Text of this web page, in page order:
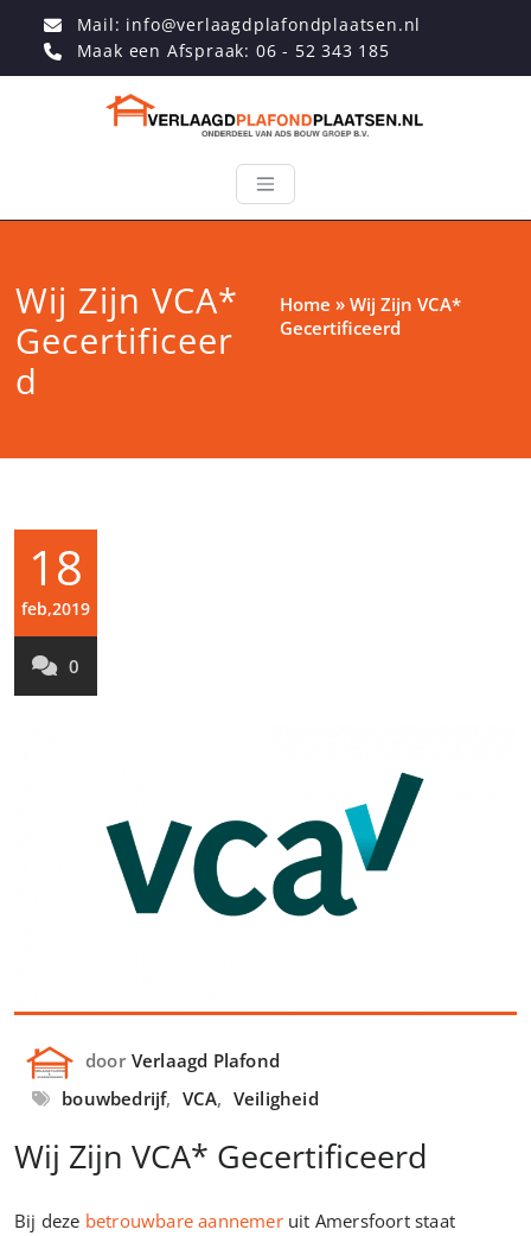
Mail: info@verlaagdplafondplaatsen.nl
Maak een Afspraak: 06 - 52 343 185
Wij Zijn VCA*
Gecertificeer
d
Home » Wij Zijn VCA*
Gecertificeerd
18
feb,2019
0
door Verlaagd Plafond
bouwbedrijf, VCA, Veiligheid
Wij Zijn VCA* Gecertificeerd
Bij deze betrouwbare aannemeruit Amersfoort staat